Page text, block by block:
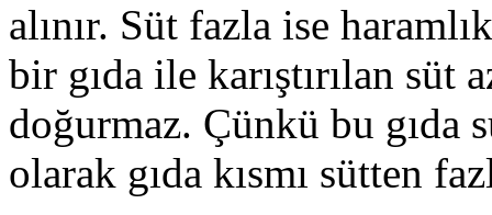
alınır. Süt fazla ise
bir gıda ile karıştırılan süt
doğurmaz. Çünkü bu
olarak gıda kısmı sütten